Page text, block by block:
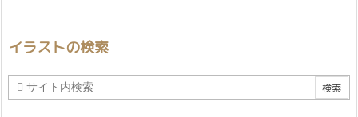
イラストの検索